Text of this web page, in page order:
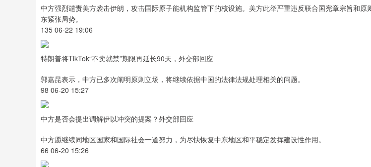
中方强烈谴责美方袭击伊朗，攻击国际原子能机构监管下的核设施。美方此举严重违反联合国宪章宗旨和原
东紧张局势。
135 06-22 19:06
特朗普将TikTok“不卖就禁”期限再延长90天，外交部回应
郭嘉昆表示，中方已多次阐明原则立场，将继续依据中国的法律法规处理相关的问题。
98 06-20 15:27
中方是否会提出调解伊以冲突的提案？外交部回应
中方愿继续同地区国家和国际社会一道努力，为尽快恢复中东地区和平稳定发挥建设性作用。
66 06-20 15:26